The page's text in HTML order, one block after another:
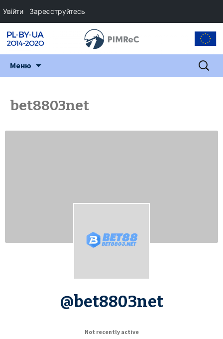
Меню Пошук:
bet8803net
@bet8803net
Not recently active
Увійти Зареєструйтесь